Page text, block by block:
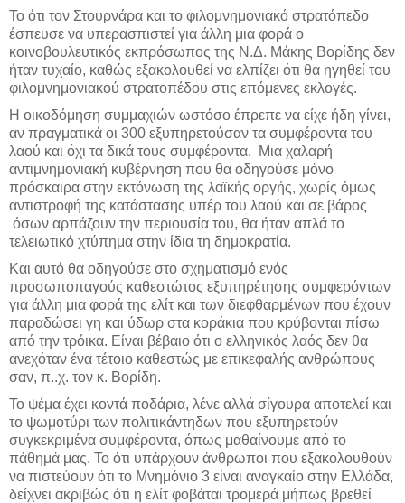
Το ότι τον Στουρνάρα και το φιλομνημονιακό στρατόπεδο
έσπευσε να υπερασπιστεί για άλλη μια φορά ο
κοινοβουλευτικός εκπρόσωπος της Ν.Δ. Μάκης Βορίδης δεν
ήταν τυχαίο, καθώς εξακολουθεί να ελπίζει ότι θα ηγηθεί του
φιλομνημονιακού στρατοπέδου στις επόμενες εκλογές.
Η οικοδόμηση συμμαχιών ωστόσο έπρεπε να είχε ήδη γίνει,
αν πραγματικά οι 300 εξυπηρετούσαν τα συμφέροντα του
λαού και όχι τα δικά τους συμφέροντα. Μια χαλαρή
αντιμνημονιακή κυβέρνηση που θα οδηγούσε μόνο
πρόσκαιρα στην εκτόνωση της λαϊκής οργής, χωρίς όμως
αντιστροφή της κατάστασης υπέρ του λαού και σε βάρος
όσων αρπάζουν την περιουσία του, θα ήταν απλά το
τελειωτικό χτύπημα στην ίδια τη δημοκρατία.
Και αυτό θα οδηγούσε στο σχηματισμό ενός
προσωποπαγούς καθεστώτος εξυπηρέτησης συμφερόντων
για άλλη μια φορά της ελίτ και των διεφθαρμένων που έχουν
παραδώσει γη και ύδωρ στα κοράκια που κρύβονται πίσω
από την τρόικα. Είναι βέβαιο ότι ο ελληνικός λαός δεν θα
ανεχόταν ένα τέτοιο καθεστώς με επικεφαλής ανθρώπους
σαν, π..χ. τον κ. Βορίδη.
Το ψέμα έχει κοντά ποδάρια, λένε αλλά σίγουρα αποτελεί και
το ψωμοτύρι των πολιτικάντηδων που εξυπηρετούν
συγκεκριμένα συμφέροντα, όπως μαθαίνουμε από το
πάθημά μας. Το ότι υπάρχουν άνθρωποι που εξακολουθούν
να πιστεύουν ότι το Μνημόνιο 3 είναι αναγκαίο στην Ελλάδα,
δείχνει ακριβώς ότι η ελίτ φοβάται τρομερά μήπως βρεθεί